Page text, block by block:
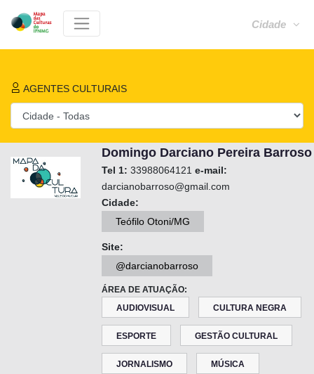
Cidade
AGENTES CULTURAIS
Domingo Darciano Pereira Barroso
Tel 1: 33988064121 e-mail:
darcianobarroso@gmail.com
Cidade:
Teófilo Otoni/MG
Site:
@darcianobarroso
ÁREA DE ATUAÇÃO:
AUDIOVISUAL
CULTURA NEGRA
ESPORTE GESTÃO CULTURAL
JORNALISMO MÚSICA